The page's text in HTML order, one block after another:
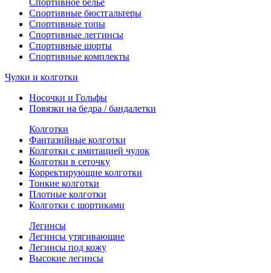
Спортивное белье
Спортивные бюстгальтеры
Спортивные топы
Спортивные леггинсы
Спортивные шорты
Спортивные комплекты
Чулки и колготки
Носочки и Гольфы
Повязки на бедра / бандалетки
Колготки
Фантазийные колготки
Колготки с имитацией чулок
Колготки в сеточку
Корректирующие колготки
Тонкие колготки
Плотные колготки
Колготки с шортиками
Легинсы
Легинсы утягивающие
Легинсы под кожу
Высокие легинсы